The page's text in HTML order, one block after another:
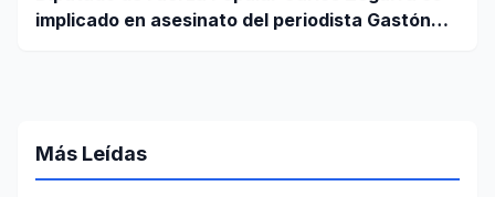
implicado en asesinato del periodista Gastón
Más Leídas